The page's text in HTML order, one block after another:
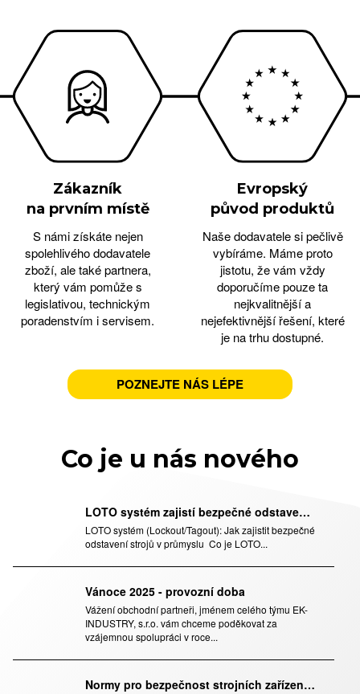
Zákazník
na prvním místě
S námi získáte nejen
spolehlivého dodavatele
zboží, ale také partnera,
který vám pomůže s
legislativou, technickým
poradenstvím i servisem.
Evropský
původ produktů
Naše dodavatele si pečlivě
vybíráme. Máme proto
jistotu, že vám vždy
doporučíme pouze ta
nejkvalitnější a
nejefektivnější řešení, které
je na trhu dostupné.
POZNEJTE NÁS LÉPE
Co je u nás nového
LOTO systém zajistí bezpečné odstavení strojů v průmyslu
LOTO systém (Lockout/Tagout): Jak zajistit bezpečné
odstavení strojů v průmyslu Co je LOTO...
Vánoce 2025 - provozní doba
Vážení obchodní partneři, jménem celého týmu EK-
INDUSTRY, s.r.o. vám chceme poděkovat za
vzájemnou spolupráci v roce...
Normy pro bezpečnost strojních zařízení typu A, B a C